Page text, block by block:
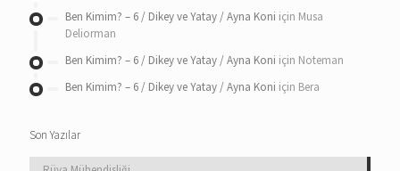
Ben Kimim? – 6 / Dikey ve Yatay / Ayna Koni için Musa
Deliorman
Ben Kimim? – 6 / Dikey ve Yatay / Ayna Koni için Noteman
Ben Kimim? – 6 / Dikey ve Yatay / Ayna Koni için Bera
Son Yazılar